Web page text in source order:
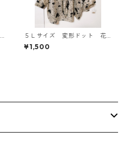
５Ｌサイズ 変形ドット 花
柄 ボウタイブラウス オフ
ホワイト KAE-4761
¥1,500